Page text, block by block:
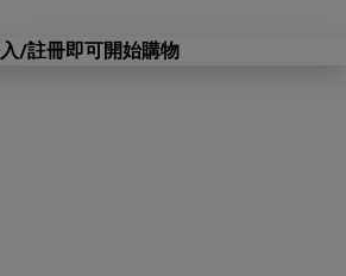
/註冊即可開始購物